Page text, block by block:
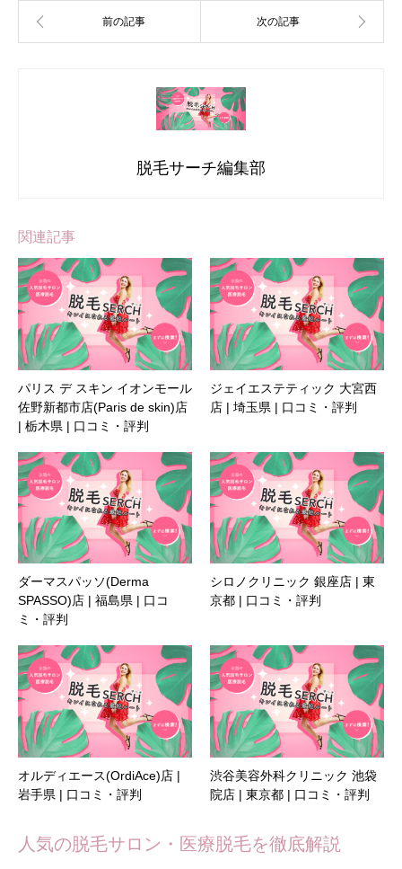
脱毛サーチ編集部
関連記事
パリス デ スキン イオンモール
佐野新都市店(Paris de skin)店
| 栃木県 | 口コミ・評判
ジェイエステティック 大宮西
店 | 埼玉県 | 口コミ・評判
ダーマスパッソ(Derma
SPASSO)店 | 福島県 | 口コ
ミ・評判
シロノクリニック 銀座店 | 東
京都 | 口コミ・評判
オルディエース(OrdiAce)店 |
岩手県 | 口コミ・評判
渋谷美容外科クリニック 池袋
院店 | 東京都 | 口コミ・評判
人気の脱毛サロン・医療脱毛を徹底解説